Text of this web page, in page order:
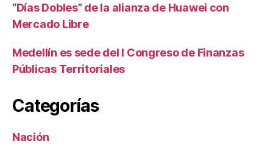
“Días Dobles” de la alianza de Huawei con
Mercado Libre
Medellín es sede del I Congreso de Finanzas
Públicas Territoriales
Categorías
Nación